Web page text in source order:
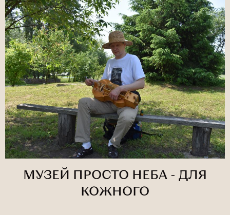
МУЗЕЙ ПРОСТО НЕБА - ДЛЯ
КОЖНОГО